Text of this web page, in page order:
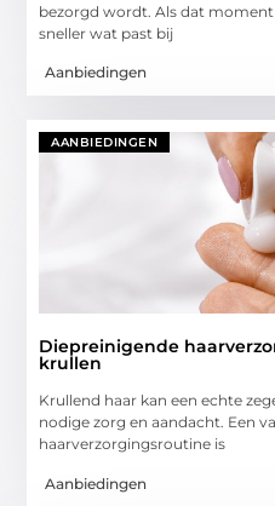
bezorgd wordt. Als dat moment
sneller wat past bij
Aanbiedingen
AANBIEDINGEN
Diepreinigende
krullen
Krullend haar kan een echte
nodige zorg en aandacht. Een
haarverzorgingsroutine is
Aanbiedingen